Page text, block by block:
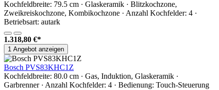
Kochfeldbreite: 79.5 cm · Glaskeramik · Blitzkochzone,
Zweikreiskochzone, Kombikochzone · Anzahl Kochfelder: 4 ·
Betriebsart: autark
1.318,80 €*
1 Angebot anzeigen
Bosch PVS83KHC1Z
Kochfeldbreite: 80.0 cm · Gas, Induktion, Glaskeramik ·
Garbrenner · Anzahl Kochfelder: 4 · Bedienung: Touch-Steuerung